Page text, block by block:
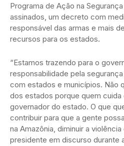
Programa de Ação na
assinados, um decreto com
responsável das armas e mais
recursos para os estados.
“Estamos trazendo para o
responsabilidade pela
com estados e municípios. Não
dos estados porque quem cuida
governador do estado. O que
contribuir para que a gente
na Amazônia, diminuir a
presidente em discurso durante